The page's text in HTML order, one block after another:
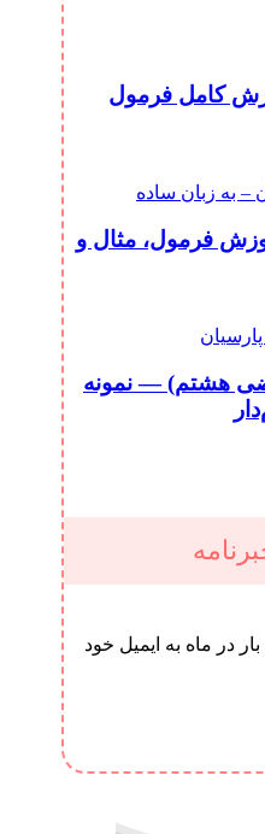
کامل فرمول
فرمول، مثال و
هشتم) — نمونه
در ماه به ایمیل خود